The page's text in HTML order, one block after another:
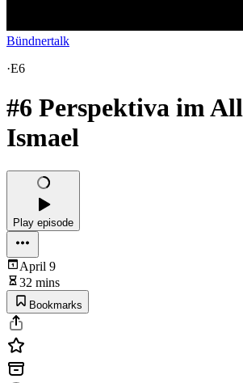
Bündnertalk
·E6
#6 Perspektiva im
Ismael
Play episode
April 9
32 mins
Bookmarks